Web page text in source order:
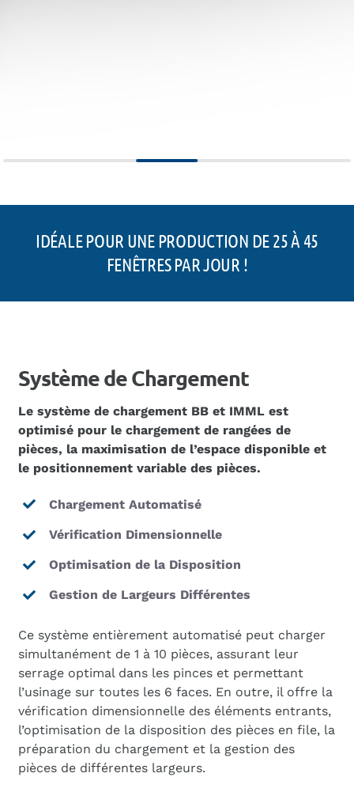
IDÉALE POUR UNE PRODUCTION DE 25 À 45
FENÊTRES PAR JOUR !
Système de Chargement
Le système de chargement BB et IMML est
optimisé pour le chargement de rangées de
pièces, la maximisation de l’espace disponible et
le positionnement variable des pièces.
Chargement Automatisé
Vérification Dimensionnelle
Optimisation de la Disposition
Gestion de Largeurs Différentes
Ce système entièrement automatisé peut charger
simultanément de 1 à 10 pièces, assurant leur
serrage optimal dans les pinces et permettant
l’usinage sur toutes les 6 faces. En outre, il offre la
vérification dimensionnelle des éléments entrants,
l’optimisation de la disposition des pièces en file, la
préparation du chargement et la gestion des
pièces de différentes largeurs.